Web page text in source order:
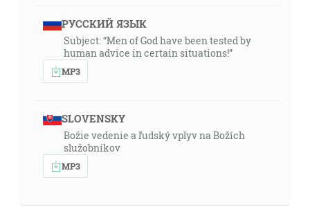
РУССКИЙ ЯЗЫК
Subject: “Men of God have been tested by
human advice in certain situations!”
MP3
SLOVENSKY
Božie vedenie a ľudský vplyv na Božích
služobníkov
MP3